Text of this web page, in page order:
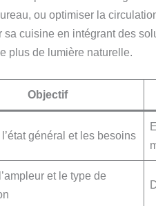
ou optimiser la
cuisine en intégrant des
plus de lumière naturelle.
Objectif
l’état général et les besoins
et le type de